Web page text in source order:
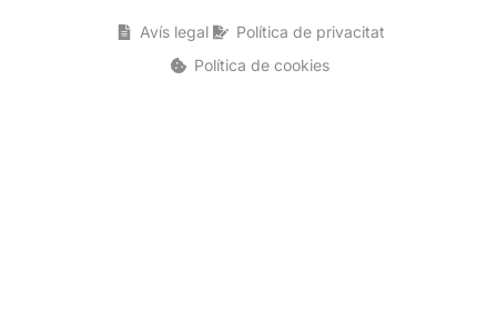
Avís legal
Política de privacitat
Política de cookies